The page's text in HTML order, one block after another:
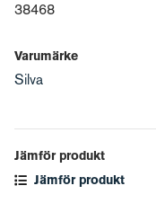
38468
Varumärke
Silva
Jämför produkt
Jämför produkt